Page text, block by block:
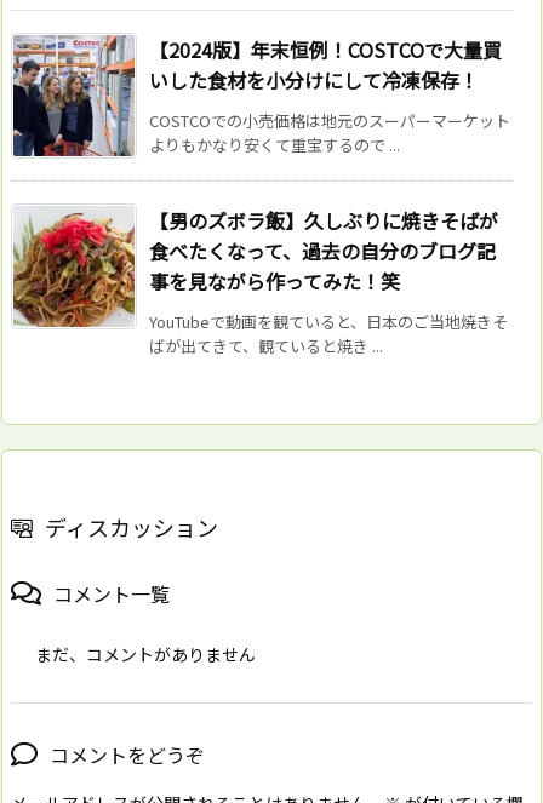
【2024版】年末恒例！COSTCOで大量買
いした食材を小分けにして冷凍保存！
COSTCOでの小売価格は地元のスーパーマーケット
よりもかなり安くて重宝するので ...
【男のズボラ飯】久しぶりに焼きそばが
食べたくなって、過去の自分のブログ記
事を見ながら作ってみた！笑
YouTubeで動画を観ていると、日本のご当地焼きそ
ばが出てきて、観ていると焼き ...
ディスカッション
コメント一覧
まだ、コメントがありません
コメントをどうぞ